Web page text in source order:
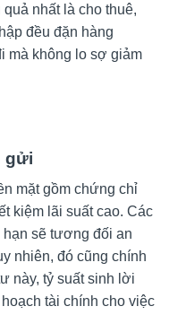
nhất là cho thuê,
đều đặn hàng
mà không lo sợ giảm
gửi
mặt gồm chứng chỉ
kiệm lãi suất cao. Các
sẽ tương đối an
nhiên, đó cũng chính
này, tỷ suất sinh lời
tài chính cho việc